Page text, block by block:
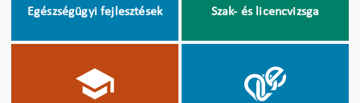
Egészségügyi fejlesztések Szak- és licencvizsga